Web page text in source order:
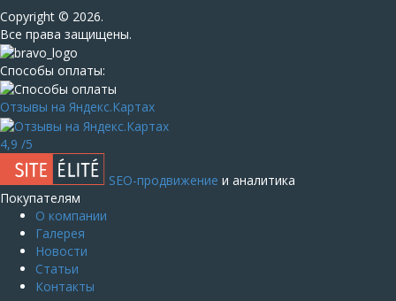
Сopyright © 2026.
Все права защищены.
Способы оплаты:
Отзывы на Яндекс.Картах
4,9 /5
SEO-продвижение и аналитика
Покупателям
О компании
Галерея
Новости
Статьи
Контакты